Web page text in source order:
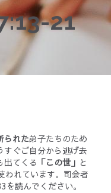
21
られた弟子たちのため
すぐご自分から逃げ去
出てくる 「この世」 と
われています。司会者
読んでください。